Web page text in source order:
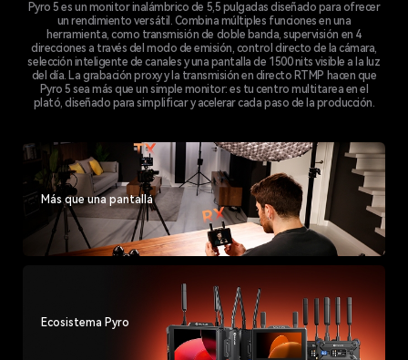
Pyro 5 es un monitor inalámbrico de 5,5 pulgadas diseñado para ofrecer
un rendimiento versátil. Combina múltiples funciones en una
herramienta, como transmisión de doble banda, supervisión en 4
direcciones a través del modo de emisión, control directo de la cámara,
selección inteligente de canales y una pantalla de 1500 nits visible a la luz
del día. La grabación proxy y la transmisión en directo RTMP hacen que
Pyro 5 sea más que un simple monitor: es tu centro multitarea en el
plató, diseñado para simplificar y acelerar cada paso de la producción.
Más que una pantalla
Ecosistema Pyro